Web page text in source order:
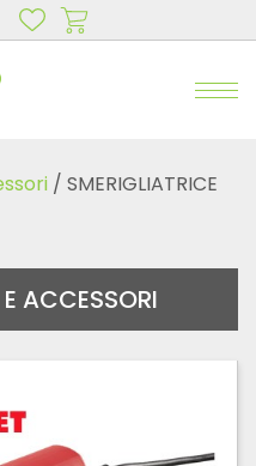
/ SMERIGLIATRICE
ACCESSORI